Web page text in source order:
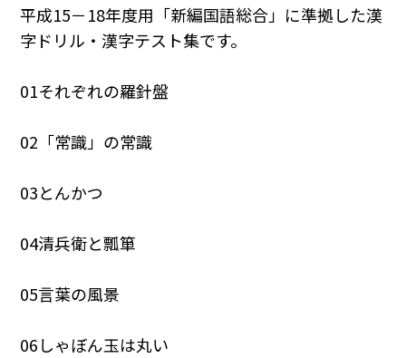
平成15－18年度用「新編国語総合」に準拠した漢
字ドリル・漢字テスト集です。
01それぞれの羅針盤
02「常識」の常識
03とんかつ
04清兵衛と瓢箪
05言葉の風景
06しゃぼん玉は丸い